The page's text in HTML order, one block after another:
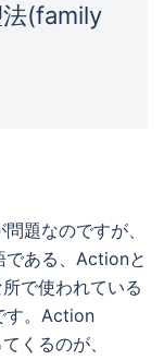
法(family
題なのですが、
である、Actionと
で使われている
す。Action
くるのが、